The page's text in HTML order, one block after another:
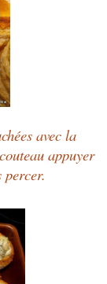
avec la
appuyer
percer.